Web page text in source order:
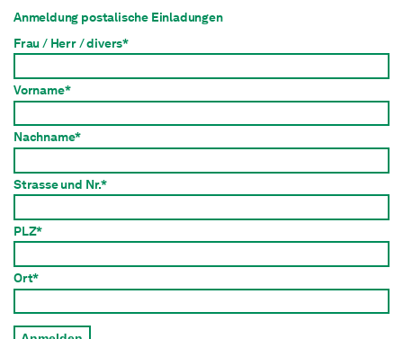
Anmeldung postalische Einladungen
Frau / Herr / divers*
Vorname*
Nachname*
Strasse und Nr.*
PLZ*
Ort*